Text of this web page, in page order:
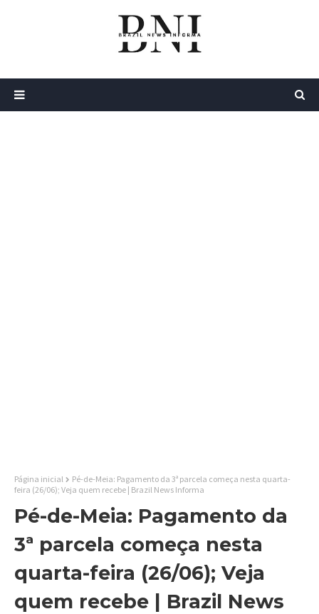
Página inicial
Pé-de-Meia: Pagamento da 3ª parcela começa nesta quarta-
feira (26/06); Veja quem recebe | Brazil News Informa
Pé-de-Meia: Pagamento da
3ª parcela começa nesta
quarta-feira (26/06); Veja
quem recebe | Brazil News